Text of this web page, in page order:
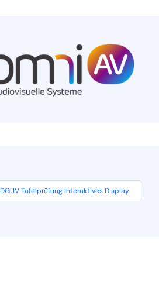
DGUV Tafelprüfung Interaktives Display